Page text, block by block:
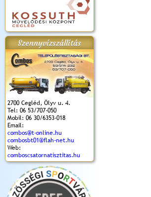
Szennyvízszállítás
2700 Cegléd, Ölyv u. 4.
Tel: 06 53/707-050
Mobil: 06 30/6353-018
Email:
combos@t-online.hu
combosbt01@flah-net.hu
Web:
comboscsatornatisztitas.hu
2018.
Kossuth Toborzó
Ünnepély
Szent István Ünnepe
(2017. 08. 20.)